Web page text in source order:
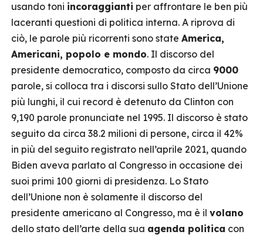
usando toni incoraggianti per affrontare le ben più
laceranti questioni di politica interna. A riprova di
ciò, le parole più ricorrenti sono state America,
Americani, popolo e mondo. Il discorso del
presidente democratico, composto da circa 9000
parole, si colloca tra i discorsi sullo Stato dell’Unione
più lunghi, il cui record è detenuto da Clinton con
9,190 parole pronunciate nel 1995. Il discorso è stato
seguito da circa 38.2 milioni di persone, circa il 42%
in più del seguito registrato nell’aprile 2021, quando
Biden aveva parlato al Congresso in occasione dei
suoi primi 100 giorni di presidenza. Lo Stato
dell’Unione non è solamente il discorso del
presidente americano al Congresso, ma è il volano
dello stato dell’arte della sua agenda politica con